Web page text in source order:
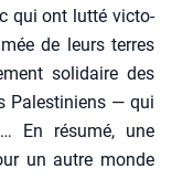
qui ont lut­té vic­to­
de leurs terres
soli­daire des
Pales­ti­niens — qui
En résu­mé, une
un autre monde